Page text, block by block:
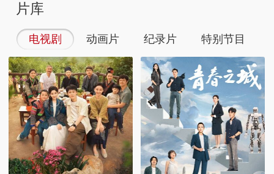
片库
电视剧 动画片 纪录片 特别节目